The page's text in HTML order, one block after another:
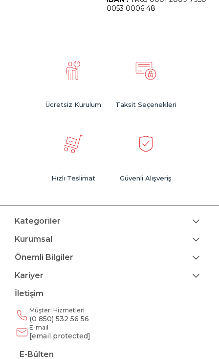
0053 0006 48
Ücretsiz Kurulum Taksit Seçenekleri
Hızlı Teslimat Güvenli Alışveriş
Kategoriler
Kurumsal
Önemli Bilgiler
Kariyer
İletişim
Müşteri Hizmetleri
(0 850) 532 56 56
E-mail
[email protected]
E-Bülten